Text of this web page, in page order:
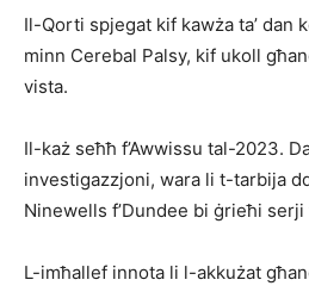
Il-Qorti spjegat kif kawża ta’ dan
minn Cerebal Palsy, kif ukoll
vista.
Il-każ seħħ f’Awwissu tal-2023.
investigazzjoni, wara li t-tarbija
Ninewells f’Dundee bi ġrieħi serji
L-imħallef innota li l-akkużat